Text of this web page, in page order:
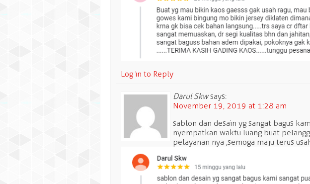
Log in to Reply
Darul Skw says:
November 19, 2019 at 1:28 am
sablon dan desain yg sangat bagus
nyempatkan waktu luang buat
pelayanan nya ,semoga maju terus